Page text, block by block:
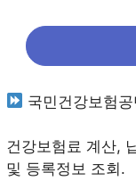
국민건강보험
건강보험료 계산,
및 등록정보 조회.